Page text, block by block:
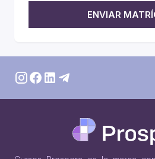
ENVIAR